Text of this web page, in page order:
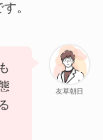
。
友草朝日